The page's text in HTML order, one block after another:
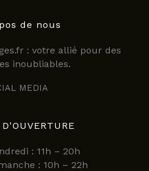
de nous
: votre allié pour des
inoubliables.
MEDIA
: 11h – 20h
: 10h – 22h